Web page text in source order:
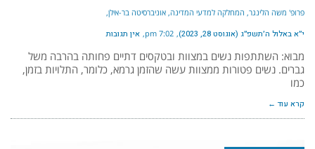
פרופ' משה הלינגר, המחלקה למדעי המדינה, אוניברסיטה בר-אילן
י״א באלול ה׳תשפ״ג (אוגוסט 28, 2023) 7:02 pm אין תגובות
מבוא: השתתפות נשים במצוות ובטקסים דתיים פחותה בהרבה משל
גברים. נשים פטורות ממצוות עשה שהזמן גרמא, כלומר, התלויות בזמן,
כמו
קרא עוד ←